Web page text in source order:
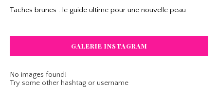
Taches brunes : le guide ultime pour une nouvelle peau
GALERIE INSTAGRAM
No images found!
Try some other hashtag or username